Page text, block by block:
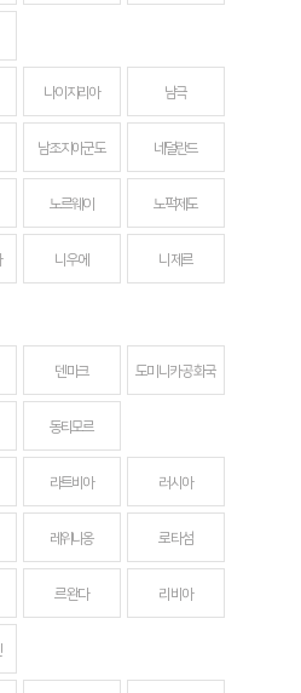
나이지리아 남극
남조지아군도 네덜란드
노르웨이 노퍽제도
니우에 니제르
덴마크 도미니카 공화국
동티모르
라트비아 러시아
레위니옹 로타섬
르완다 리비아